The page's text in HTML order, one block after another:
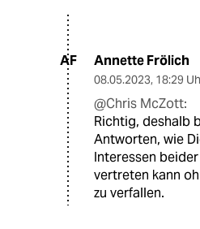
AF Annette Frölich
08.05.2023, 18:29
@Chris McZott:
Richtig, deshalb
Antworten, wie
Interessen
vertreten kann
zu verfallen.